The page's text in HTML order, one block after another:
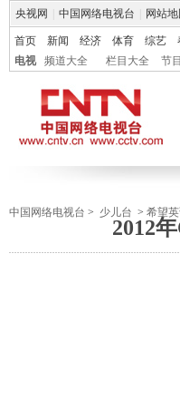
央视网 中国网络电视台 网站地
首页 新闻 经济 体育 综艺
电视
频道大全 栏目大全 节
中国网络电视台 > 少儿台 > 希望
2012